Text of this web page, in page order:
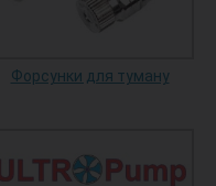
Форсунки для туману